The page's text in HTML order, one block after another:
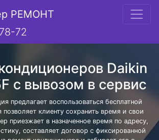
РЕМОНТ
72
Daikin
с вывозом в сервис
предлагает воспользоваться бесплатной
позволяет клиенту сохранить время и свои
приезжает в назначенное время по адресу,
составляет договор с фиксированной